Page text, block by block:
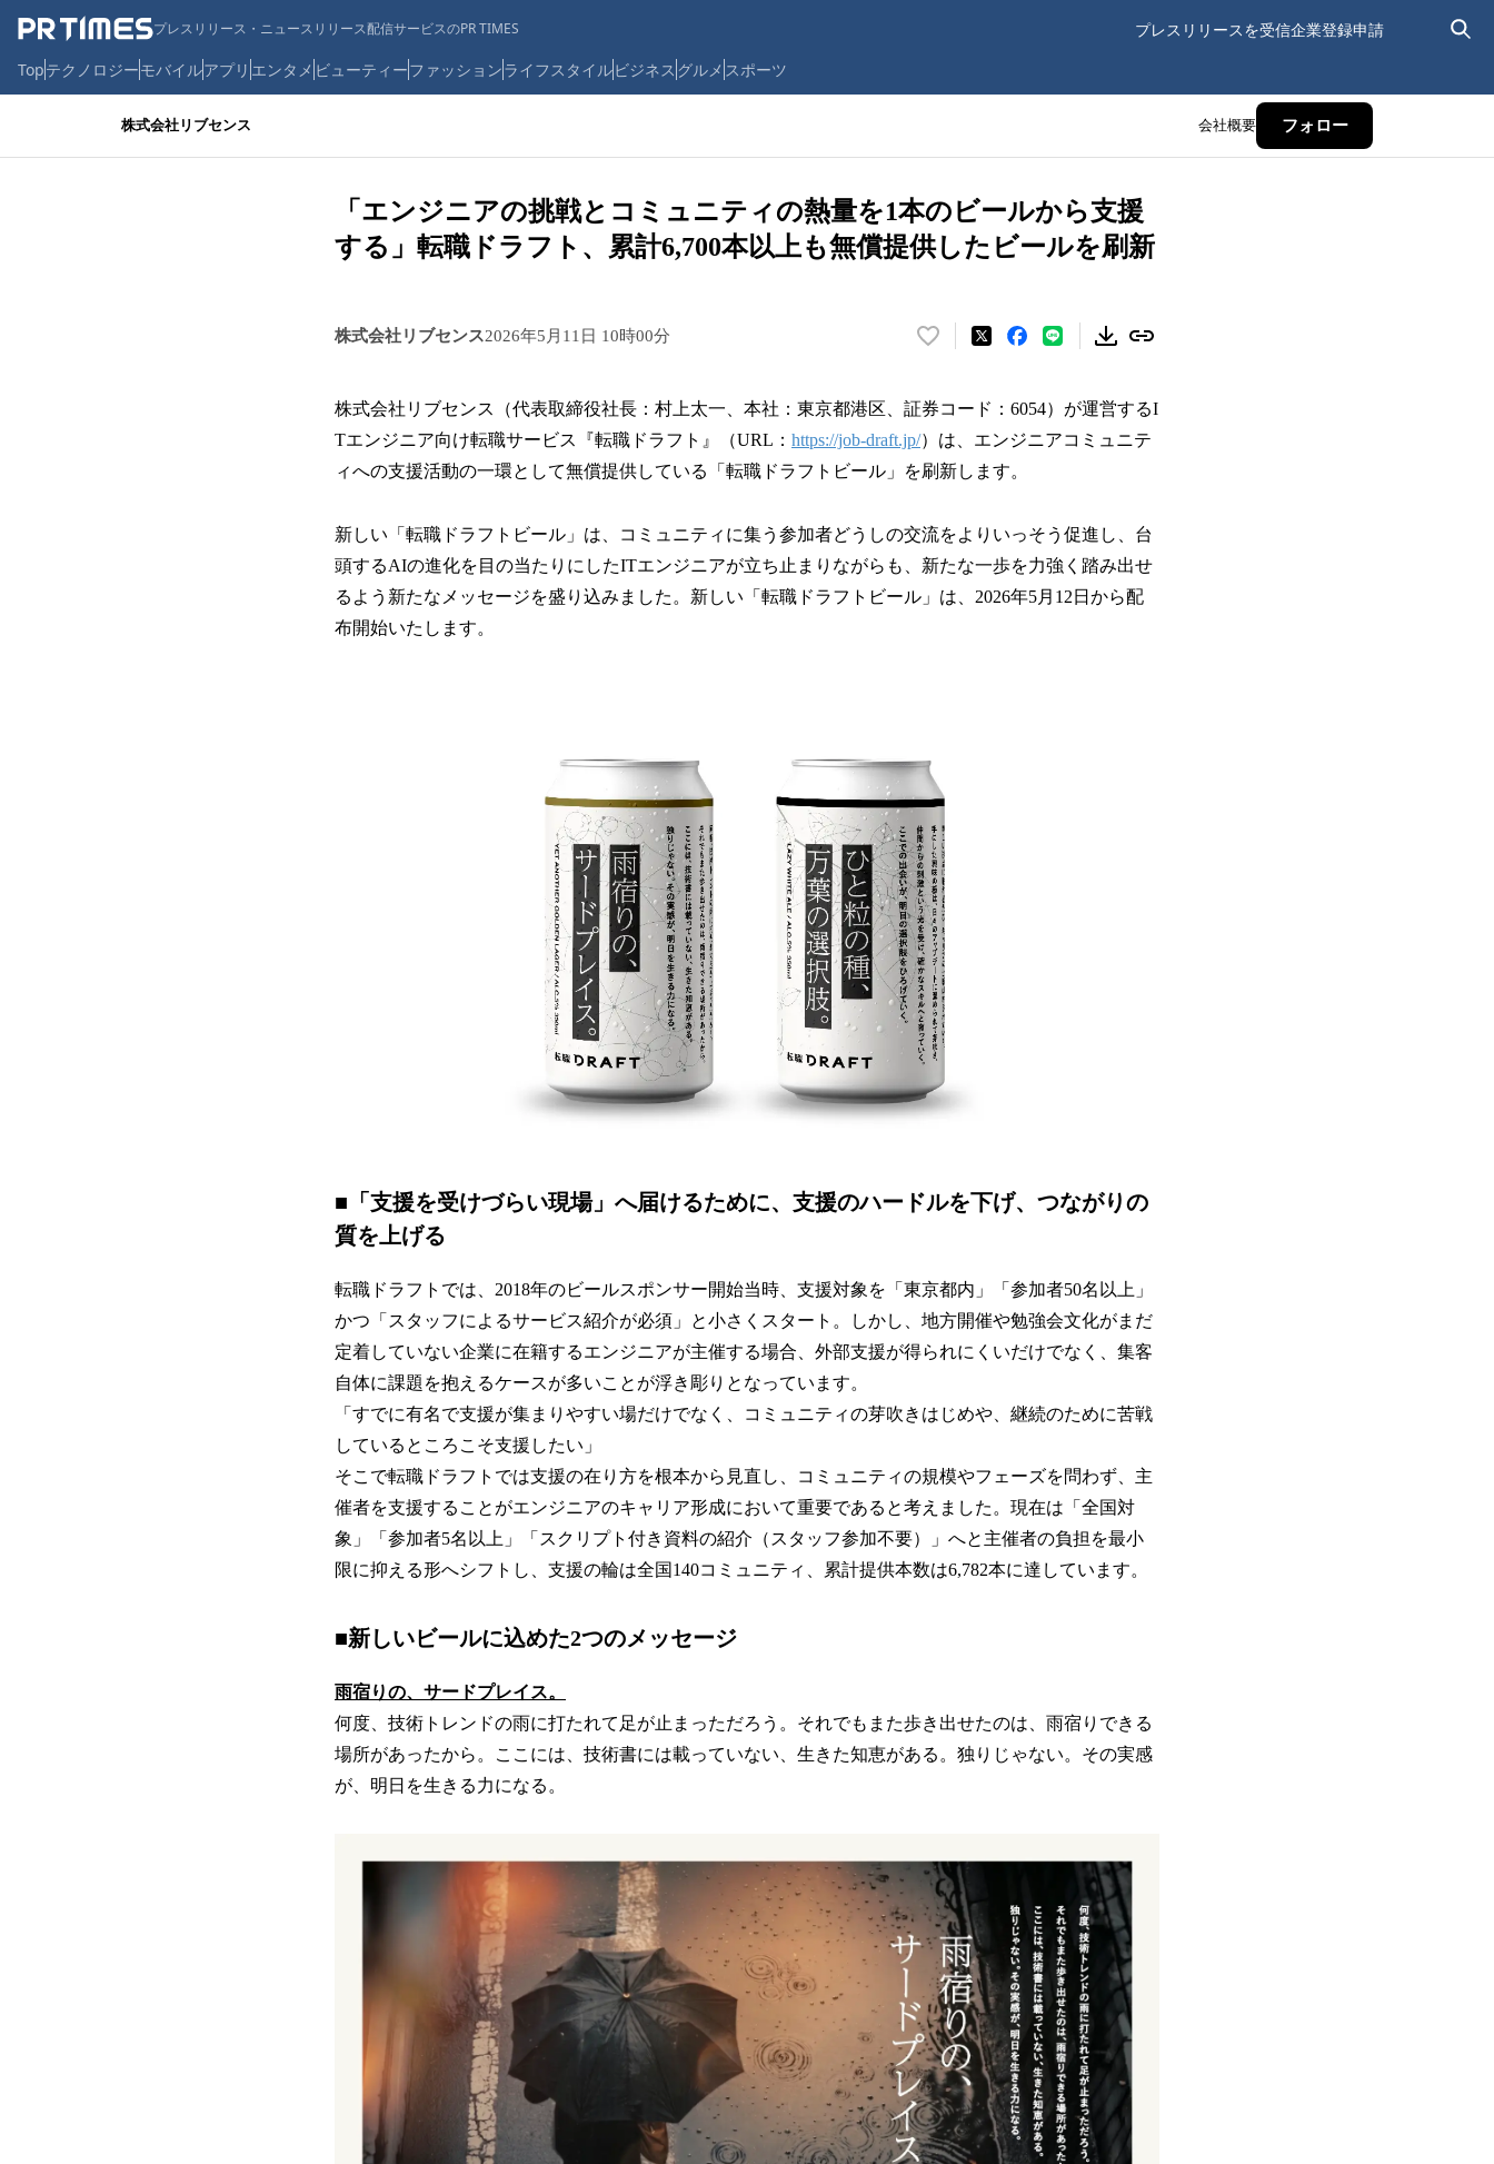
プレスリリース・ニュースリリース配信サービスのPR TIMES プレスリリースを受信企業登録申請
Topテクノロジーモバイルアプリ エンタメ ビューティーファッションライフスタイルビジネス グルメ スポーツ
株式会社リブセンス 会社概要 フォロー
「エンジニアの挑戦とコミュニティの熱量を1本のビールから支援
する」転職ドラフト、累計6,700本以上も無償提供したビールを刷新
株式会社リブセンス2026年5月11日 10時00分
い
！
数
を
読
込
み
中
で
株式会社リブセンス（代表取締役社長：村上太一、本社：東京都港区、証券コード：6054）が運営するI
Tエンジニア向け転職サービス『転職ドラフト』（URL： https://job-draft.jp/）は、エンジニアコミュニテ
ィへの支援活動の一環として無償提供している「転職ドラフトビール」を刷新します。
新しい「転職ドラフトビール」は、コミュニティに集う参加者どうしの交流をよりいっそう促進し、台
頭するAIの進化を目の当たりにしたITエンジニアが立ち止まりながらも、新たな一歩を力強く踏み出せ
るよう新たなメッセージを盛り込みました。新しい「転職ドラフトビール」は、2026年5月12日から配
布開始いたします。
■「支援を受けづらい現場」へ届けるために、支援のハードルを下げ、つながりの
質を上げる
転職ドラフトでは、2018年のビールスポンサー開始当時、支援対象を「東京都内」「参加者50名以上」
かつ「スタッフによるサービス紹介が必須」と小さくスタート。しかし、地方開催や勉強会文化がまだ
定着していない企業に在籍するエンジニアが主催する場合、外部支援が得られにくいだけでなく、集客
自体に課題を抱えるケースが多いことが浮き彫りとなっています。
「すでに有名で支援が集まりやすい場だけでなく、コミュニティの芽吹きはじめや、継続のために苦戦
しているところこそ支援したい」
そこで転職ドラフトでは支援の在り方を根本から見直し、コミュニティの規模やフェーズを問わず、主
催者を支援することがエンジニアのキャリア形成において重要であると考えました。現在は「全国対
象」「参加者5名以上」「スクリプト付き資料の紹介（スタッフ参加不要）」へと主催者の負担を最小
限に抑える形へシフトし、支援の輪は全国140コミュニティ、累計提供本数は6,782本に達しています。
■新しいビールに込めた2つのメッセージ
雨宿りの、サードプレイス。
何度、技術トレンドの雨に打たれて足が止まっただろう。それでもまた歩き出せたのは、雨宿りできる
場所があったから。ここには、技術書には載っていない、生きた知恵がある。独りじゃない。その実感
が、明日を生きる力になる。